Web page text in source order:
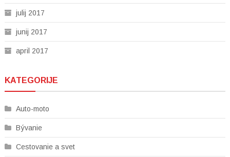
julij 2017
junij 2017
april 2017
KATEGORIJE
Auto-moto
Bývanie
Cestovanie a svet